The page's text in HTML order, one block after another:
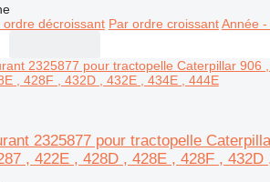
ordre décroissant Par ordre croissant Année
2325877 pour tractopelle
, 422E , 428D , 428E , 428F , 432D